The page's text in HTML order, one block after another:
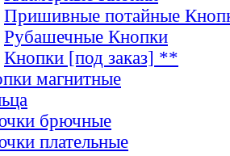
Пришивные потайные
Рубашечные Кнопки
Кнопки [под заказ] **
магнитные
брючные
плательные